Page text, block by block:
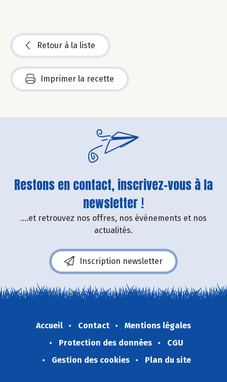
Retour à la liste
Imprimer la recette
Restons en contact, inscrivez-vous à la
newsletter !
....et retrouvez nos offres, nos événements et nos
actualités.
Inscription newsletter
Accueil Contact
Mentions légales
Protection des données
CGU
Gestion des cookies
Plan du site